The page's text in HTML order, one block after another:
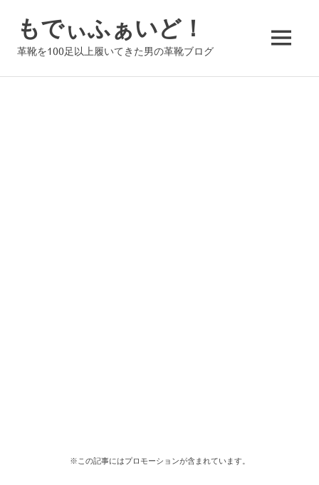
ツ
もでぃふぁいど！
革靴を100足以上履いてきた男の革靴ブログ MENU
※この記事にはプロモーションが含まれています。